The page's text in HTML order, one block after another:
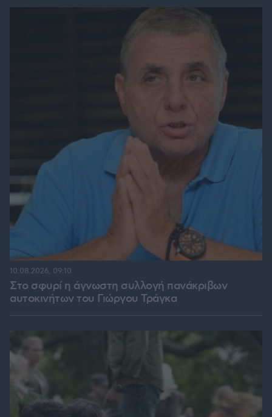
Στο σφυρί η άγνωστη συλλογή πανάκριβων
αυτοκινήτων του Γιώργου Τράγκα
10.08.2026, 09:10